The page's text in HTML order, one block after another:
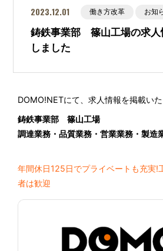
2023.12.01 働き方改革 お知
鋳鉄事業部 篠山工場の求人
しました
DOMO!NETにて、求人情報を掲載いた
鋳鉄事業部 篠山工場
調達業務・品質業務・営業業務・製造
年間休日125日でプライベートも充実!
者は歓迎